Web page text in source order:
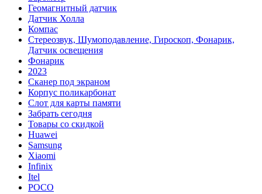
Геомагнитный датчик
Датчик Холла
Компас
Стереозвук, Шумоподавление, Гироскоп, Фонарик,
Датчик освещения
Фонарик
2023
Сканер под экраном
Корпус поликарбонат
Слот для карты памяти
Забрать сегодня
Товары со скидкой
Huawei
Samsung
Xiaomi
Infinix
Itel
POCO